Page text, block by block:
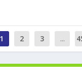
1 2 3 ...